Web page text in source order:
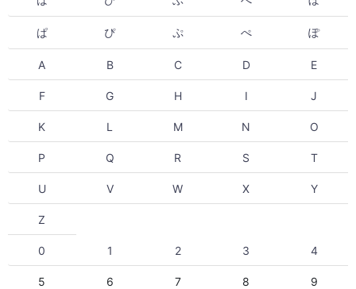
ぱ ぴ ぷ ぺ ぽ
A B C D E
F G H I J
K L M N O
P Q R S T
U V W X Y
Z
0 1 2 3 4
5 6 7 8 9